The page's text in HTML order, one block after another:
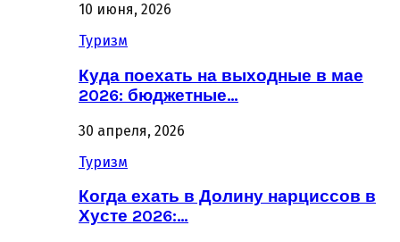
10 июня, 2026
Туризм
Куда поехать на выходные в мае
2026: бюджетные…
30 апреля, 2026
Туризм
Когда ехать в Долину нарциссов в
Хусте 2026:…